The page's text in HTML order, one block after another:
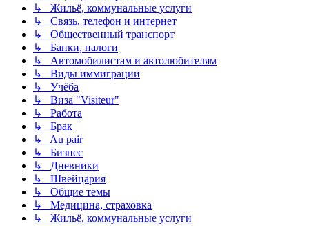
↳ Жильё, коммунальные услуги
↳ Связь, телефон и интернет
↳ Общественный транспорт
↳ Банки, налоги
↳ Автомобилистам и автолюбителям
↳ Виды иммиграции
↳ Учёба
↳ Виза "Visiteur"
↳ Работа
↳ Брак
↳ Au pair
↳ Бизнес
↳ Дневники
↳ Швейцария
↳ Общие темы
↳ Медицина, страховка
↳ Жильё, коммунальные услуги